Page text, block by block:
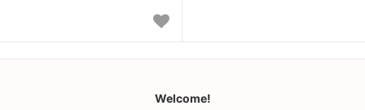
Welcome!